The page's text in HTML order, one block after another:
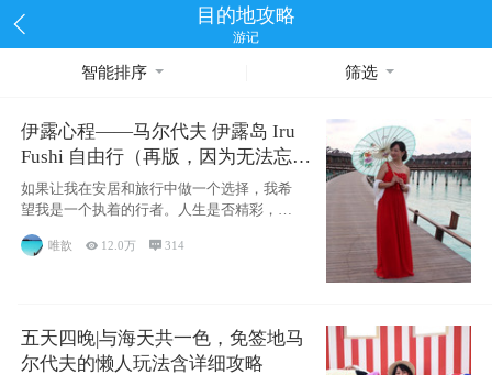
目的地攻略
游记
智能排序 筛选
伊露心程——马尔代夫 伊露岛 Iru
Fushi 自由行（再版，因为无法忘却
的留恋）
如果让我在安居和旅行中做一个选择，我希
望我是一个执着的行者。人生是否精彩，都
源于自己
唯歆  12.0万  314
五天四晚|与海天共一色，免签地马
尔代夫的懒人玩法含详细攻略